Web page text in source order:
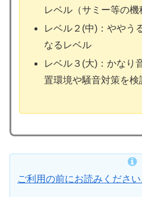
レベル（サミー等の機
レベル２(中)：ややう
なるレベル
レベル３(大)：かなり
置環境や騒音対策を検
ご利用の前にお読みください